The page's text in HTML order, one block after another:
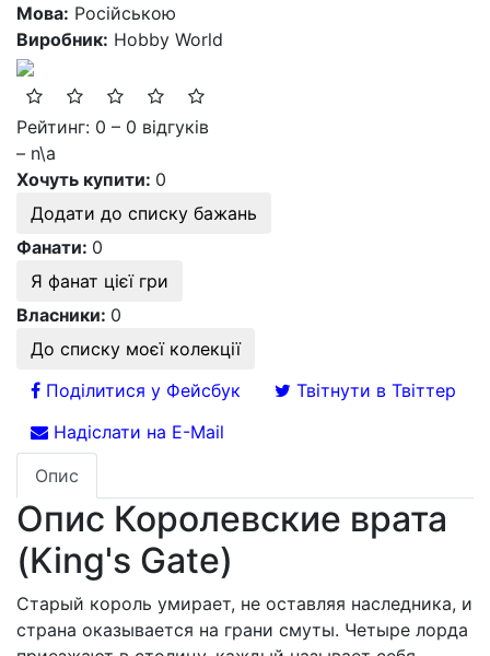
Мова: Російською
Виробник: Hobby World
Рейтинг: 0 – 0 відгуків
– n\a
Хочуть купити: 0
Додати до списку бажань
Фанати: 0
Я фанат цієї гри
Власники: 0
До списку моєї колекції
Поділитися у Фейсбук
Твітнути в Твіттер
Надіслати на E-Mail
Опис
Опис Королевские врата
(King's Gate)
Старый король умирает, не оставляя наследника, и
страна оказывается на грани смуты. Четыре лорда